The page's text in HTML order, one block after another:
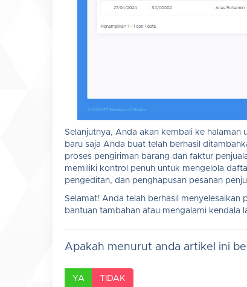
Selanjutnya, Anda akan kembali ke halaman
baru saja Anda buat telah berhasil
proses pengiriman barang dan faktur
memiliki kontrol penuh untuk mengelola
pengeditan, dan penghapusan pesanan
Selamat! Anda telah berhasil
bantuan tambahan atau mengalami kendala
Apakah menurut anda artikel ini
YA TIDAK